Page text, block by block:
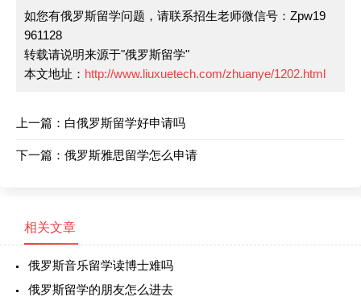
如您有俄罗斯留学问题，请联系招生老师微信号：Zpw19
961128
转载请说明来源于"俄罗斯留学"
本文地址： http://www.liuxuetech.com/zhuanye/1202.html
上一篇： 白俄罗斯留学好申请吗
下一篇： 俄罗斯雅思留学怎么申请
相关文章
俄罗斯音乐留学读博士难吗
俄罗斯留学的朋友怎么进去